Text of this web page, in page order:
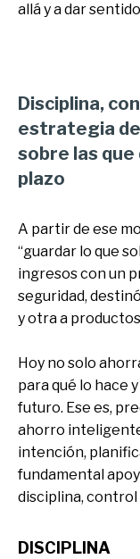
allá y a dar
Disciplina,
estrategia
sobre las
plazo
A partir de ese
“guardar lo que
ingresos con un
seguridad,
y otra a
Hoy no solo
para qué lo hace
futuro. Ese es,
ahorro
intención,
fundamental
disciplina,
DISCIPLINA